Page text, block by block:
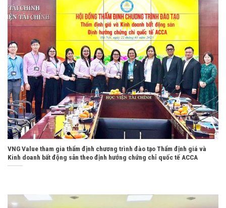
VNG Value tham gia thẩm định chương trình đào tạo Thẩm định giá và
Kinh doanh bất động sản theo định hướng chứng chỉ quốc tế ACCA